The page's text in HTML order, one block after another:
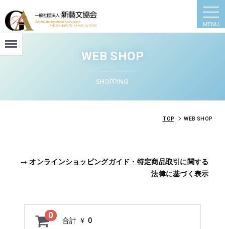
WEB SHOP
SHOPPING
TOP WEB SHOP
→オンラインショッピングガイド・特定商品取引に関する
法律に基づく表示
0
合計 ￥ 0
Menu